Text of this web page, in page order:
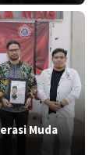
Muda